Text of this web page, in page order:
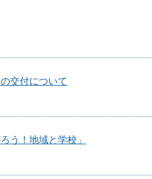
交付について
う！地域と学校」